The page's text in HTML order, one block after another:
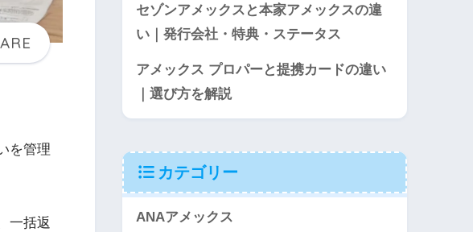
を管理
一括返
セゾンアメックスと本家アメックスの違
い｜発行会社・特典・ステータス
アメックス プロパーと提携カードの違い
｜選び方を解説
カテゴリー
ANAアメックス